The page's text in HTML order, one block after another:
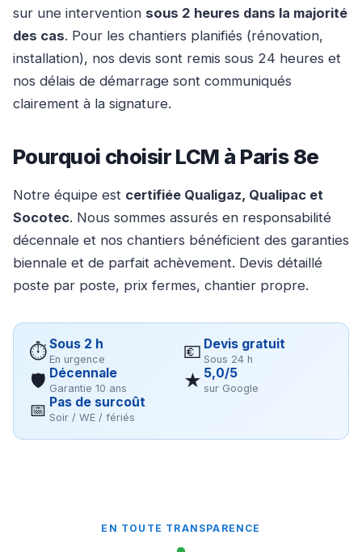
sur une intervention sous 2 heures dans la majorité
des cas. Pour les chantiers planifiés (rénovation,
installation), nos devis sont remis sous 24 heures et
nos délais de démarrage sont communiqués
clairement à la signature.
Pourquoi choisir LCM à Paris 8e
Notre équipe est certifiée Qualigaz, Qualipac et
Socotec. Nous sommes assurés en responsabilité
décennale et nos chantiers bénéficient des garanties
biennale et de parfait achèvement. Devis détaillé
poste par poste, prix fermes, chantier propre.
⏱Sous 2 h
En urgence 💶 Devis gratuit
Sous 24 h
🛡 Décennale
Garantie 10 ans ★ 5,0/5
sur Google
📅 Pas de surcoût
Soir / WE / fériés
EN TOUTE TRANSPARENCE